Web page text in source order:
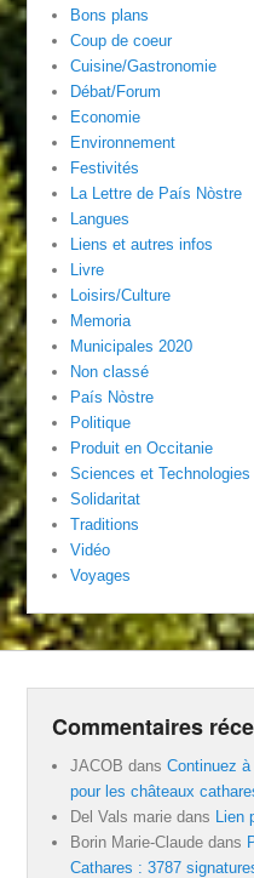
Bons plans
Coup de coeur
Cuisine/Gastronomie
Débat/Forum
Economie
Environnement
Festivités
La Lettre de País Nòstre
Langues
Liens et autres infos
Livre
Loisirs/Culture
Memoria
Municipales 2020
Non classé
País Nòstre
Politique
Produit en Occitanie
Sciences et Technologies
Solidaritat
Traditions
Vidéo
Voyages
Commentaires
JACOB dansContinuez
pour les châteaux
Del Vals marie dans
Borin Marie-Claude dans
Cathares : 3787